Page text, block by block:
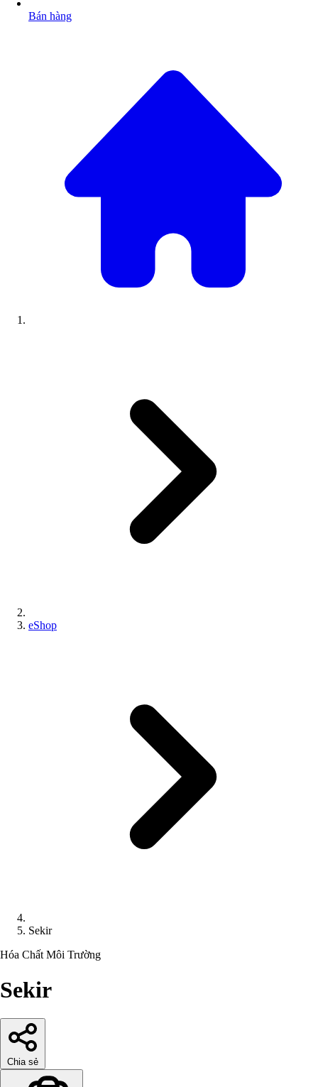
Bán hàng
eShop
Sekir
Hóa Chất Môi Trường
Sekir
Chia sẻ